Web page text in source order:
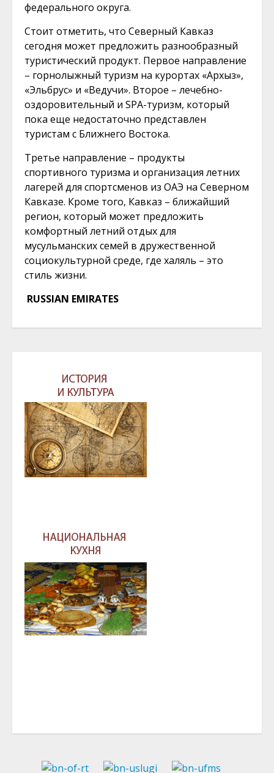
федерального округа.
Стоит отметить, что Северный Кавказ
сегодня может предложить разнообразный
туристический продукт. Первое направление
– горнолыжный туризм на курортах «Архыз»,
«Эльбрус» и «Ведучи». Второе – лечебно-
оздоровительный и SPA-туризм, который
пока еще недостаточно представлен
туристам с Ближнего Востока.
Третье направление – продукты
спортивного туризма и организация летних
лагерей для спортсменов из ОАЭ на Северном
Кавказе. Кроме того, Кавказ – ближайший
регион, который может предложить
комфортный летний отдых для
мусульманских семей в дружественной
социокультурной среде, где халяль – это
стиль жизни.
RUSSIAN EMIRATES